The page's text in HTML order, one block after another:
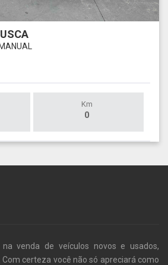
Km
0
na venda de veículos novos e usados,
certeza você não só apreciará como